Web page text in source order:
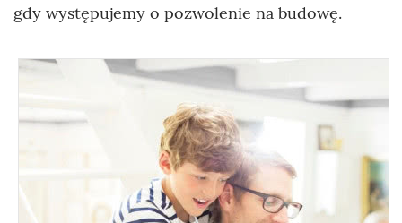
gdy występujemy o pozwolenie na budowę.